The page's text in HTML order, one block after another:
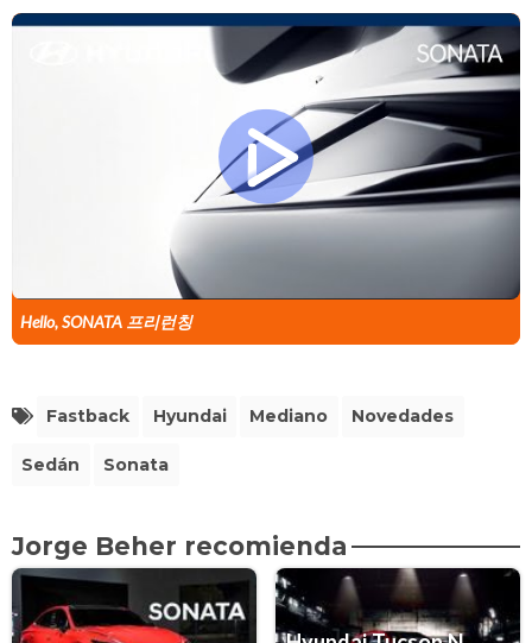
Hello, SONATA 프리런칭
Fastback Hyundai Mediano Novedades
Sedán Sonata
Jorge Beher recomienda